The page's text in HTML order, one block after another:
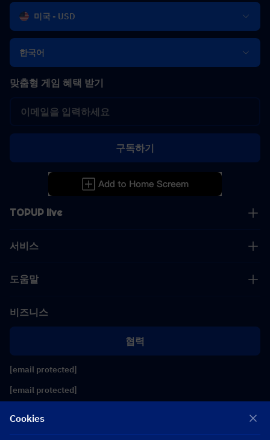
미국 - USD
한국어
TOPUP live
서비스
도움말
비즈니스
협력
[email protected]
[email protected]
맞춤형 게임 혜택 받기
구독하기
팔로우하기
Cookies